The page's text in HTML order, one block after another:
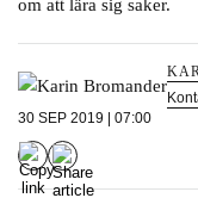
om att lära sig saker.
30 SEP 2019 | 07:00